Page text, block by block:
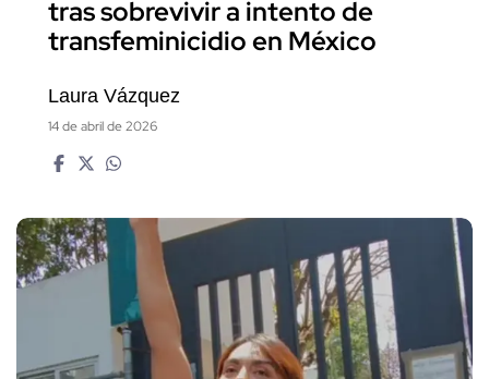
tras sobrevivir a intento de
transfeminicidio en México
Laura Vázquez
14 de abril de 2026